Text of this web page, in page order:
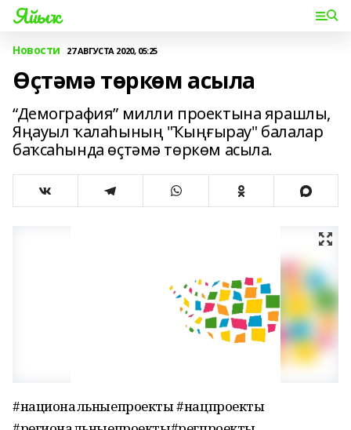
Яйыҡ
Новости 27 АВГУСТА 2020, 05:25
Өҫтәмә төркөм асыла
“Демография” милли проектына ярашлы,
Яңауыл ҡалаһының "Ҡыңғырау" балалар
баҡсаһында өҫтәмә төркөм асыла.
#национальныепроекты #нацпроекты